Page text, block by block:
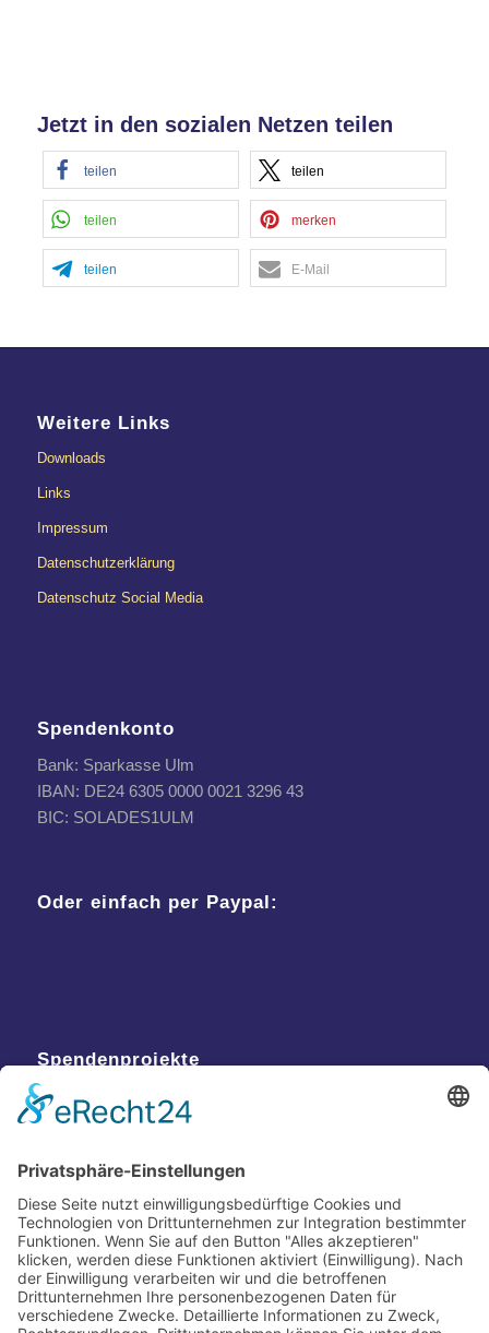
Jetzt in den sozialen Netzen teilen
teilen teilen
teilen merken
teilen E-Mail
Weitere Links
Downloads
Links
Impressum
Datenschutzerklärung
Datenschutz Social Media
Spendenkonto
Bank: Sparkasse Ulm
IBAN: DE24 6305 0000 0021 3296 43
BIC: SOLADES1ULM
Oder einfach per Paypal:
Spendenprojekte
Kontakt